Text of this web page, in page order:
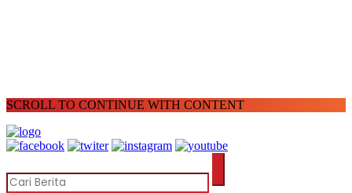
SCROLL TO CONTINUE WITH CONTENT